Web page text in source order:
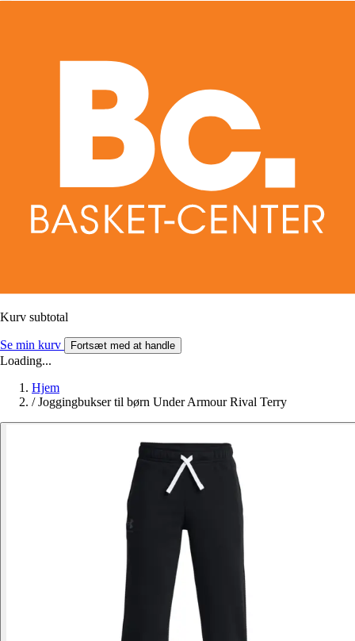
Kurv subtotal
Se min kurv Fortsæt med at handle
Loading...
Hjem
/ Joggingbukser til børn Under Armour Rival Terry